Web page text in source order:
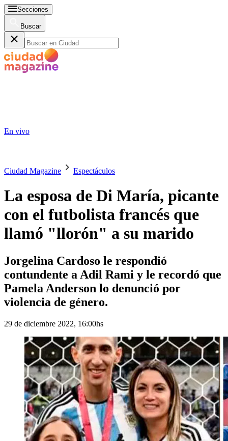
Secciones
Buscar
En vivo
Ciudad Magazine Espectáculos
La esposa de Di María, picante
con el futbolista francés que
llamó "llorón" a su marido
Jorgelina Cardoso le respondió
contundente a Adil Rami y le recordó que
Pamela Anderson lo denunció por
violencia de género.
29 de diciembre 2022, 16:00hs